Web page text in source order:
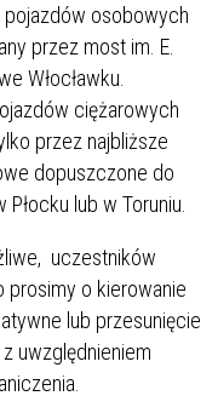
pojazdów osobowych
przez most im. E.
Włocławku.
ciężarowych
przez najbliższe
dopuszczone do
lub w Toruniu.
uczestników
prosimy o kierowanie
lub przesunięcie
uwzględnieniem